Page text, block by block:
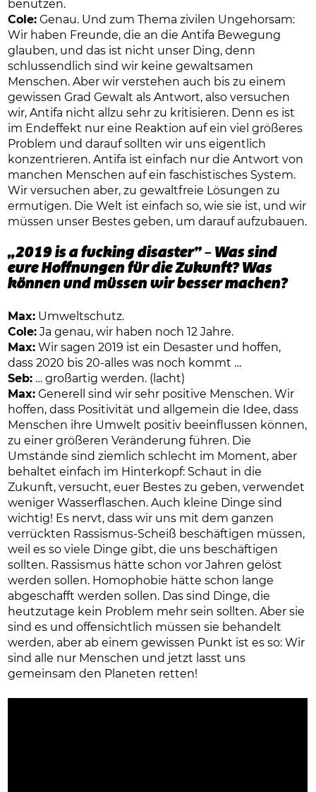
benutzen.
Cole: Genau. Und zum Thema zivilen Ungehorsam:
Wir haben Freunde, die an die Antifa Bewegung
glauben, und das ist nicht unser Ding, denn
schlussendlich sind wir keine gewaltsamen
Menschen. Aber wir verstehen auch bis zu einem
gewissen Grad Gewalt als Antwort, also versuchen
wir, Antifa nicht allzu sehr zu kritisieren. Denn es ist
im Endeffekt nur eine Reaktion auf ein viel größeres
Problem und darauf sollten wir uns eigentlich
konzentrieren. Antifa ist einfach nur die Antwort von
manchen Menschen auf ein faschistisches System.
Wir versuchen aber, zu gewaltfreie Lösungen zu
ermutigen. Die Welt ist einfach so, wie sie ist, und wir
müssen unser Bestes geben, um darauf aufzubauen.
„2019 is a fucking disaster” – Was sind
eure Hoffnungen für die Zukunft? Was
können und müssen wir besser machen?
Max: Umweltschutz.
Cole: Ja genau, wir haben noch 12 Jahre.
Max: Wir sagen 2019 ist ein Desaster und hoffen,
dass 2020 bis 20-alles was noch kommt …
Seb: … großartig werden. (lacht)
Max: Generell sind wir sehr positive Menschen. Wir
hoffen, dass Positivität und allgemein die Idee, dass
Menschen ihre Umwelt positiv beeinflussen können,
zu einer größeren Veränderung führen. Die
Umstände sind ziemlich schlecht im Moment, aber
behaltet einfach im Hinterkopf: Schaut in die
Zukunft, versucht, euer Bestes zu geben, verwendet
weniger Wasserflaschen. Auch kleine Dinge sind
wichtig! Es nervt, dass wir uns mit dem ganzen
verrückten Rassismus-Scheiß beschäftigen müssen,
weil es so viele Dinge gibt, die uns beschäftigen
sollten. Rassismus hätte schon vor Jahren gelöst
werden sollen. Homophobie hätte schon lange
abgeschafft werden sollen. Das sind Dinge, die
heutzutage kein Problem mehr sein sollten. Aber sie
sind es und offensichtlich müssen sie behandelt
werden, aber ab einem gewissen Punkt ist es so: Wir
sind alle nur Menschen und jetzt lasst uns
gemeinsam den Planeten retten!